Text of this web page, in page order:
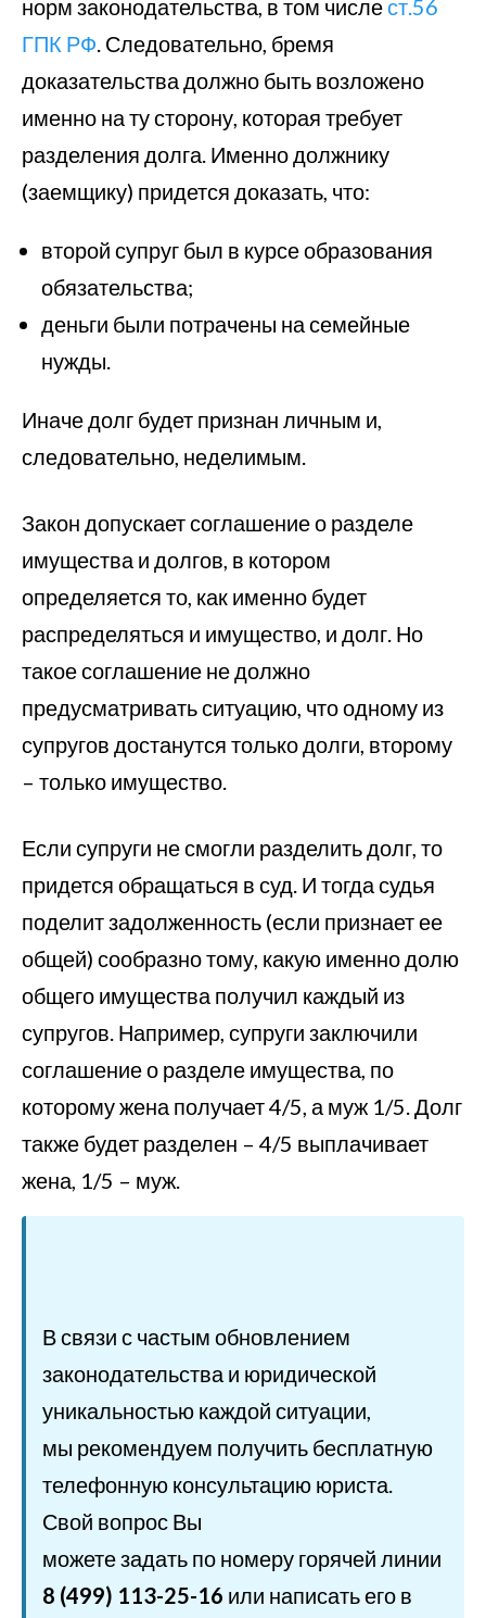
норм законодательства, в том числест.56
ГПК РФ. Следовательно, бремя
доказательства должно быть возложено
именно на ту сторону, которая требует
разделения долга. Именно должнику
(заемщику) придется доказать, что:
второй супруг был в курсе образования
обязательства;
деньги были потрачены на семейные
нужды.
Иначе долг будет признан личным и,
следовательно, неделимым.
Закон допускает соглашение о разделе
имущества и долгов, в котором
определяется то, как именно будет
распределяться и имущество, и долг. Но
такое соглашение не должно
предусматривать ситуацию, что одному из
супругов достанутся только долги, второму
– только имущество.
Если супруги не смогли разделить долг, то
придется обращаться в суд. И тогда судья
поделит задолженность (если признает ее
общей) сообразно тому, какую именно долю
общего имущества получил каждый из
супругов. Например, супруги заключили
соглашение о разделе имущества, по
которому жена получает 4/5, а муж 1/5. Долг
также будет разделен – 4/5 выплачивает
жена, 1/5 – муж.
В связи с частым обновлением
законодательства и юридической
уникальностью каждой ситуации,
мы рекомендуем получить бесплатную
телефонную консультацию юриста.
Свой вопрос Вы
можете задать по номеру горячей линии
8 (499) 113-25-16 или написать его в